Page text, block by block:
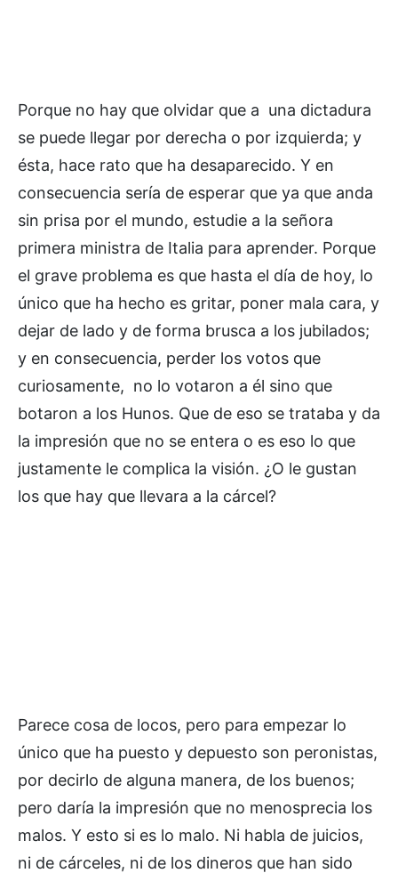
Porque no hay que olvidar que a una dictadura
se puede llegar por derecha o por izquierda; y
ésta, hace rato que ha desaparecido. Y en
consecuencia sería de esperar que ya que anda
sin prisa por el mundo, estudie a la señora
primera ministra de Italia para aprender. Porque
el grave problema es que hasta el día de hoy, lo
único que ha hecho es gritar, poner mala cara, y
dejar de lado y de forma brusca a los jubilados;
y en consecuencia, perder los votos que
curiosamente, no lo votaron a él sino que
botaron a los Hunos. Que de eso se trataba y da
la impresión que no se entera o es eso lo que
justamente le complica la visión. ¿O le gustan
los que hay que llevara a la cárcel?
Parece cosa de locos, pero para empezar lo
único que ha puesto y depuesto son peronistas,
por decirlo de alguna manera, de los buenos;
pero daría la impresión que no menosprecia los
malos. Y esto si es lo malo. Ni habla de juicios,
ni de cárceles, ni de los dineros que han sido